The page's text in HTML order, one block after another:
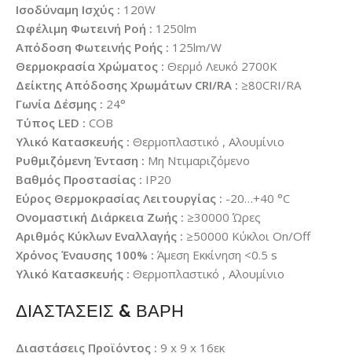
Ισοδύναμη Ισχύς : 120W
Ωφέλιμη Φωτεινή Ροή : 1250lm
Απόδοση Φωτεινής Ροής : 125lm/W
Θερμοκρασία Χρώματος : Θερμό Λευκό 2700K
Δείκτης Απόδοσης Χρωμάτων CRI/RA : ≥80CRI/RA
Γωνία Δέσμης : 24°
Τύπος LED : COB
Υλικό Κατασκευής : Θερμοπλαστικό , Αλουμίνιο
Ρυθμιζόμενη Ένταση : Μη Ντιμαριζόμενο
Βαθμός Προστασίας : IP20
Εύρος Θερμοκρασίας Λειτουργίας : -20…+40 °C
Ονομαστική Διάρκεια Ζωής : ≥30000 Ώρες
Αριθμός Κύκλων Εναλλαγής : ≥50000 Κύκλοι On/Off
Χρόνος Έναυσης 100% : Άμεση Εκκίνηση <0.5 s
Υλικό Κατασκευής : Θερμοπλαστικό , Αλουμίνιο
ΔΙΑΣΤΑΣΕΙΣ & ΒΑΡΗ
Διαστάσεις Προϊόντος : 9 x 9 x 16εκ